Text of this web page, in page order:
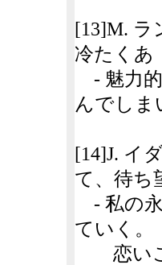
[13]M. ラ
冷たくあ
- 魅力
んでしま
[14]J. イ
て、待ち
- 私の
ていく。
恋いこ